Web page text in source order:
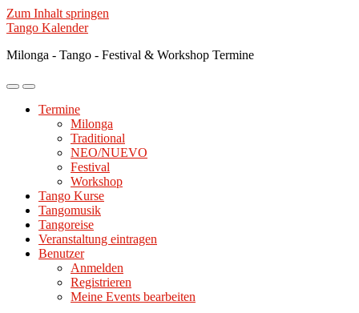
Zum Inhalt springen
Tango Kalender
Milonga - Tango - Festival & Workshop Termine
Mobile-
ein-/ausblenden
Suchfeld
ein-/ausblenden
Termine
Milonga
Traditional
NEO/NUEVO
Festival
Workshop
Tango Kurse
Tangomusik
Tangoreise
Veranstaltung eintragen
Benutzer
Anmelden
Registrieren
Meine Events bearbeiten